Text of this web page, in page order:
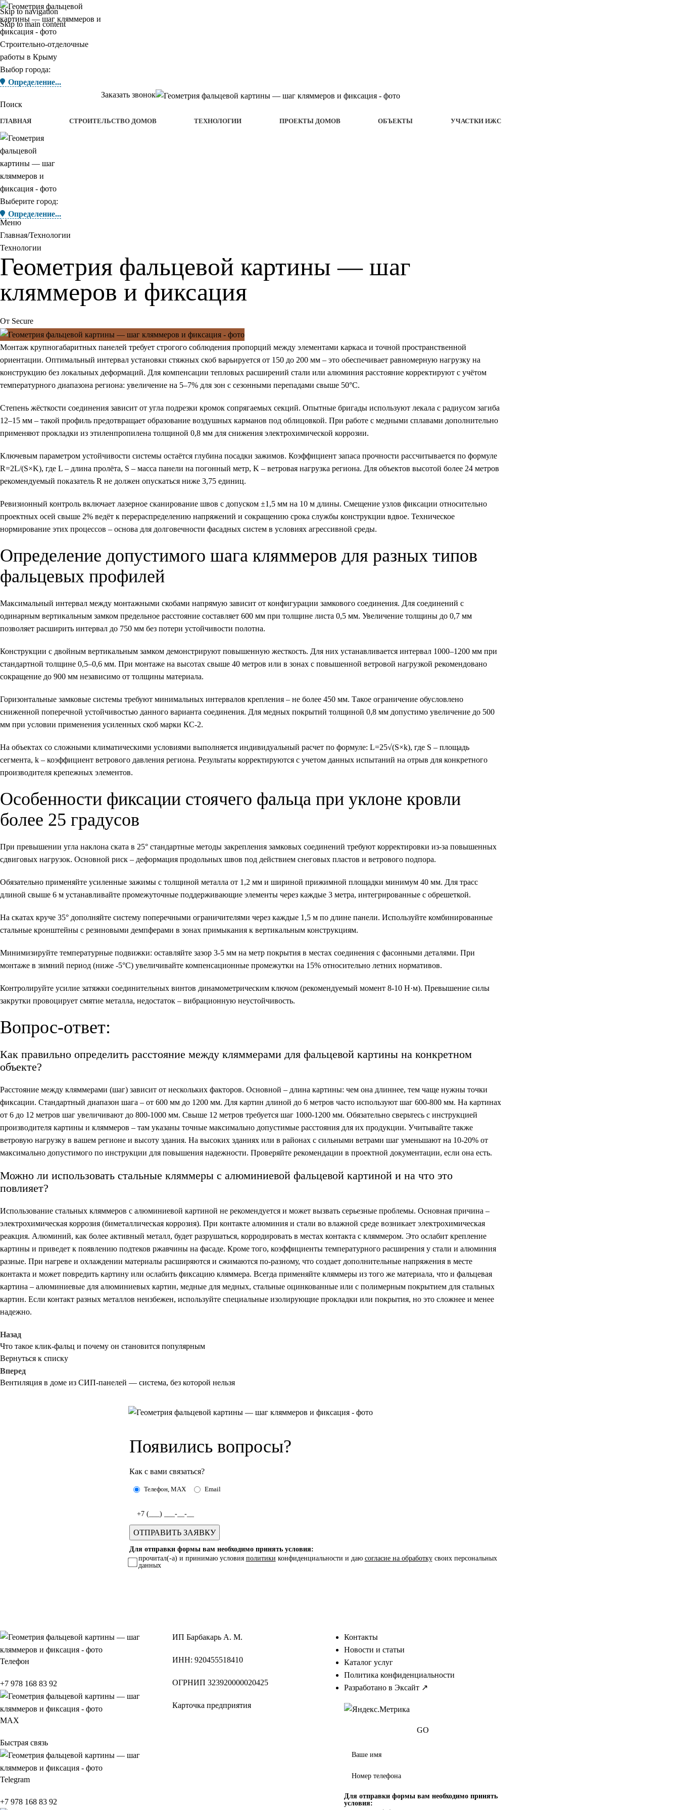
Skip to navigation
Skip to main content
Строительно-отделочные
работы в Крыму
Выбор города:
Определение...
Заказать звонок
Поиск
ГЛАВНАЯ СТРОИТЕЛЬСТВО ДОМОВ ТЕХНОЛОГИИ ПРОЕКТЫ ДОМОВ ОБЪЕКТЫ УЧАСТКИ ИЖС
Выберите город:
Определение...
Меню
Главная Технологии
Технологии
Геометрия фальцевой картины — шаг
кляммеров и фиксация
От Secure
Монтаж крупногабаритных панелей требует строгого соблюдения пропорций между элементами каркаса и точной пространственной
ориентации. Оптимальный интервал установки стяжных скоб варьируется от 150 до 200 мм – это обеспечивает равномерную нагрузку на
конструкцию без локальных деформаций. Для компенсации тепловых расширений стали или алюминия расстояние корректируют с учётом
температурного диапазона региона: увеличение на 5–7% для зон с сезонными перепадами свыше 50°С.
Степень жёсткости соединения зависит от угла подрезки кромок сопрягаемых секций. Опытные бригады используют лекала с радиусом загиба
12–15 мм – такой профиль предотвращает образование воздушных карманов под облицовкой. При работе с медными сплавами дополнительно
применяют прокладки из этиленпропилена толщиной 0,8 мм для снижения электрохимической коррозии.
Ключевым параметром устойчивости системы остаётся глубина посадки зажимов. Коэффициент запаса прочности рассчитывается по формуле
R=2L/(S×K), где L – длина пролёта, S – масса панели на погонный метр, K – ветровая нагрузка региона. Для объектов высотой более 24 метров
рекомендуемый показатель R не должен опускаться ниже 3,75 единиц.
Ревизионный контроль включает лазерное сканирование швов с допуском ±1,5 мм на 10 м длины. Смещение узлов фиксации относительно
проектных осей свыше 2% ведёт к перераспределению напряжений и сокращению срока службы конструкции вдвое. Техническое
нормирование этих процессов – основа для долговечности фасадных систем в условиях агрессивной среды.
Определение допустимого шага кляммеров для разных типов
фальцевых профилей
Максимальный интервал между монтажными скобами напрямую зависит от конфигурации замкового соединения. Для соединений с
одинарным вертикальным замком предельное расстояние составляет 600 мм при толщине листа 0,5 мм. Увеличение толщины до 0,7 мм
позволяет расширить интервал до 750 мм без потери устойчивости полотна.
Конструкции с двойным вертикальным замком демонстрируют повышенную жесткость. Для них устанавливается интервал 1000–1200 мм при
стандартной толщине 0,5–0,6 мм. При монтаже на высотах свыше 40 метров или в зонах с повышенной ветровой нагрузкой рекомендовано
сокращение до 900 мм независимо от толщины материала.
Горизонтальные замковые системы требуют минимальных интервалов крепления – не более 450 мм. Такое ограничение обусловлено
сниженной поперечной устойчивостью данного варианта соединения. Для медных покрытий толщиной 0,8 мм допустимо увеличение до 500
мм при условии применения усиленных скоб марки КС-2.
На объектах со сложными климатическими условиями выполняется индивидуальный расчет по формуле: L=25√(S×k), где S – площадь
сегмента, k – коэффициент ветрового давления региона. Результаты корректируются с учетом данных испытаний на отрыв для конкретного
производителя крепежных элементов.
Особенности фиксации стоячего фальца при уклонe кровли
более 25 градусов
При превышении угла наклона ската в 25° стандартные методы закрепления замковых соединений требуют корректировки из-за повышенных
сдвиговых нагрузок. Основной риск – деформация продольных швов под действием снеговых пластов и ветрового подпора.
Обязательно применяйте усиленные зажимы с толщиной металла от 1,2 мм и шириной прижимной площадки минимум 40 мм. Для трасс
длиной свыше 6 м устанавливайте промежуточные поддерживающие элементы через каждые 3 метра, интегрированные с обрешеткой.
На скатах круче 35° дополняйте систему поперечными ограничителями через каждые 1,5 м по длине панели. Используйте комбинированные
стальные кронштейны с резиновыми демпферами в зонах примыкания к вертикальным конструкциям.
Минимизируйте температурные подвижки: оставляйте зазор 3-5 мм на метр покрытия в местах соединения с фасонными деталями. При
монтаже в зимний период (ниже -5°C) увеличивайте компенсационные промежутки на 15% относительно летних нормативов.
Контролируйте усилие затяжки соединительных винтов динамометрическим ключом (рекомендуемый момент 8-10 Н·м). Превышение силы
закрутки провоцирует смятие металла, недостаток – вибрационную неустойчивость.
Вопрос-ответ:
Как правильно определить расстояние между кляммерами для фальцевой картины на конкретном
объекте?
Расстояние между кляммерами (шаг) зависит от нескольких факторов. Основной – длина картины: чем она длиннее, тем чаще нужны точки
фиксации. Стандартный диапазон шага – от 600 мм до 1200 мм. Для картин длиной до 6 метров часто используют шаг 600-800 мм. На картинах
от 6 до 12 метров шаг увеличивают до 800-1000 мм. Свыше 12 метров требуется шаг 1000-1200 мм. Обязательно сверьтесь с инструкцией
производителя картины и кляммеров – там указаны точные максимально допустимые расстояния для их продукции. Учитывайте также
ветровую нагрузку в вашем регионе и высоту здания. На высоких зданиях или в районах с сильными ветрами шаг уменьшают на 10-20% от
максимально допустимого по инструкции для повышения надежности. Проверяйте рекомендации в проектной документации, если она есть.
Можно ли использовать стальные кляммеры с алюминиевой фальцевой картиной и на что это
повлияет?
Использование стальных кляммеров с алюминиевой картиной не рекомендуется и может вызвать серьезные проблемы. Основная причина –
электрохимическая коррозия (биметаллическая коррозия). При контакте алюминия и стали во влажной среде возникает электрохимическая
реакция. Алюминий, как более активный металл, будет разрушаться, корродировать в местах контакта с кляммером. Это ослабит крепление
картины и приведет к появлению подтеков ржавчины на фасаде. Кроме того, коэффициенты температурного расширения у стали и алюминия
разные. При нагреве и охлаждении материалы расширяются и сжимаются по-разному, что создает дополнительные напряжения в месте
контакта и может повредить картину или ослабить фиксацию кляммера. Всегда применяйте кляммеры из того же материала, что и фальцевая
картина – алюминиевые для алюминиевых картин, медные для медных, стальные оцинкованные или с полимерным покрытием для стальных
картин. Если контакт разных металлов неизбежен, используйте специальные изолирующие прокладки или покрытия, но это сложнее и менее
надежно.
Назад
Что такое клик-фальц и почему он становится популярным
Вернуться к списку
Вперед
Вентиляция в доме из СИП-панелей — система, без которой нельзя
Появились вопросы?
Как с вами связаться?
Телефон, MAX Email
Для отправки формы вам необходимо принять условия:
прочитал(-а) и принимаю условия политики конфиденциальности и даю согласие на обработкусвоих персональных
данных
Телефон
+7 978 168 83 92
МАХ
Быстрая связь
Telegram
+7 978 168 83 92
ИП Барбакарь А. М.
ИНН: 920455518410
ОГРНИП 323920000020425
Карточка предприятия
Контакты
Новости и статьи
Каталог услуг
Политика конфиденциальности
Разработано в Эксайт ↗
GO
Для отправки формы вам необходимо принять
условия: